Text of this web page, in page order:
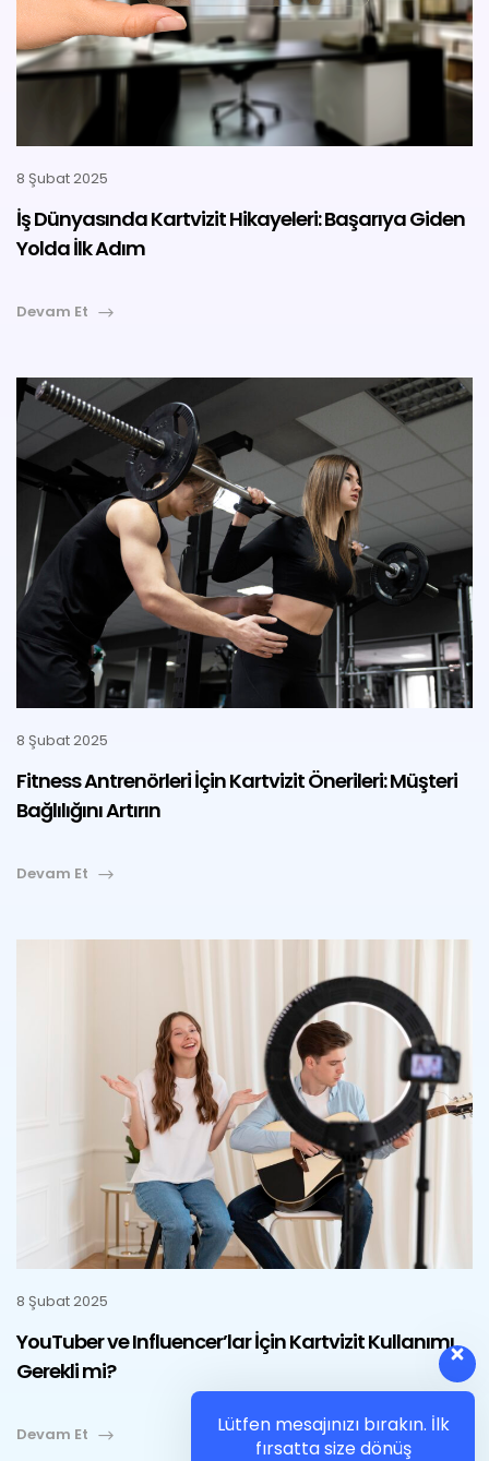
8 Şubat 2025
İş Dünyasında Kartvizit Hikayeleri: Başarıya Giden
Yolda İlk Adım
Devam Et
8 Şubat 2025
Fitness Antrenörleri İçin Kartvizit Önerileri: Müşteri
Bağlılığını Artırın
Devam Et
8 Şubat 2025
YouTuber ve Influencer’lar İçin Kartvizit Kullanımı
Gerekli mi?
Devam Et
Lütfen mesajınızı bırakın. İlk
fırsatta size dönüş